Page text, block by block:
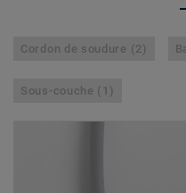
Cordon de soudure (2)
Sous-couche (1)